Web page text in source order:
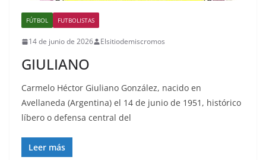
FÚTBOL FUTBOLISTAS
14 de junio de 2026 Elsitiodemiscromos
GIULIANO
Carmelo Héctor Giuliano González, nacido en
Avellaneda (Argentina) el 14 de junio de 1951, histórico
líbero o defensa central del
Leer más